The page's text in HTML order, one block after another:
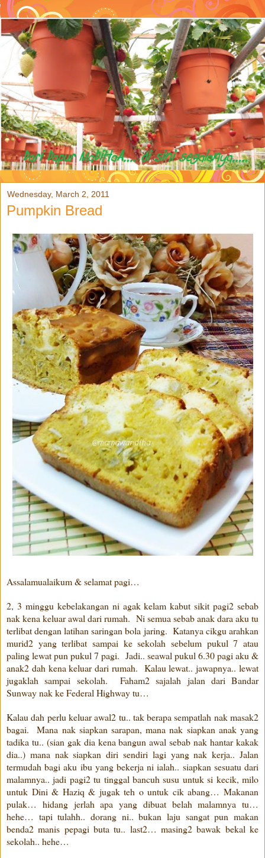
Wednesday, March 2, 2011
Pumpkin Bread
Assalamualaikum & selamat pagi…
2, 3 minggu kebelakangan ni agak kelam kabut sikit pagi2 sebab
nak kena keluar awal dari rumah. Ni semua sebab anak dara aku tu
terlibat dengan latihan saringan bola jaring. Katanya cikgu arahkan
murid2 yang terlibat sampai ke sekolah sebelum pukul 7 atau
paling lewat pun pukul 7 pagi. Jadi.. seawal pukul 6.30 pagi aku &
anak2 dah kena keluar dari rumah. Kalau lewat.. jawapnya.. lewat
jugaklah sampai sekolah. Faham2 sajalah jalan dari Bandar
Sunway nak ke Federal Highway tu…
Kalau dah perlu keluar awal2 tu.. tak berapa sempatlah nak masak2
bagai. Mana nak siapkan sarapan, mana nak siapkan anak yang
tadika tu.. (sian gak dia kena bangun awal sebab nak hantar kakak
dia..) mana nak siapkan diri sendiri lagi yang nak kerja.. Jalan
termudah bagi aku ibu yang bekerja ni ialah.. siapkan sesuatu dari
malamnya.. jadi pagi2 tu tinggal bancuh susu untuk si kecik, milo
untuk Dini & Haziq & jugak teh o untuk cik abang… Makanan
pulak… hidang jerlah apa yang dibuat belah malamnya tu…
hehe… tapi tulahh.. dorang ni.. bukan laju sangat pun makan
benda2 manis pepagi buta tu.. last2… masing2 bawak bekal ke
sekolah.. hehe…